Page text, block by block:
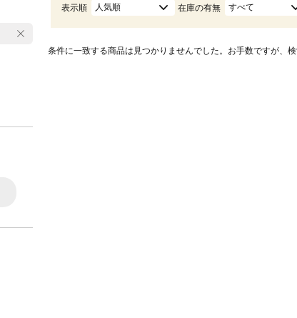
表示順 人気順 在庫の有無 すべて
条件に一致する商品は見つかりませんでした。お手数ですが、検